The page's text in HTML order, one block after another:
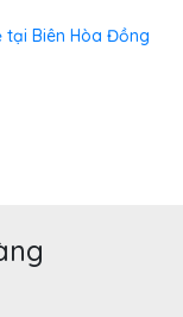
tại Biên Hòa Đồng